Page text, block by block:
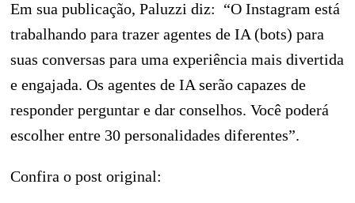
Em sua publicação, Paluzzi diz: “O Instagram está
trabalhando para trazer agentes de IA (bots) para
suas conversas para uma experiência mais divertida
e engajada. Os agentes de IA serão capazes de
responder perguntar e dar conselhos. Você poderá
escolher entre 30 personalidades diferentes”.
Confira o post original: